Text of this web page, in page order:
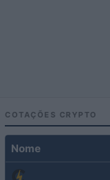
COTAÇÕES CRYPTO
Nome